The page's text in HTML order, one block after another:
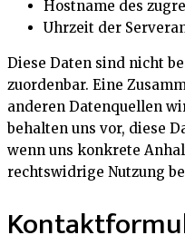
Hostname des
Uhrzeit der
Diese Daten sind nicht
zuordenbar. Eine
anderen Datenquellen
behalten uns vor, diese
wenn uns konkrete
rechtswidrige Nutzung